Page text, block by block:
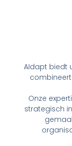
AIdapt biedt
Onze
strategisch